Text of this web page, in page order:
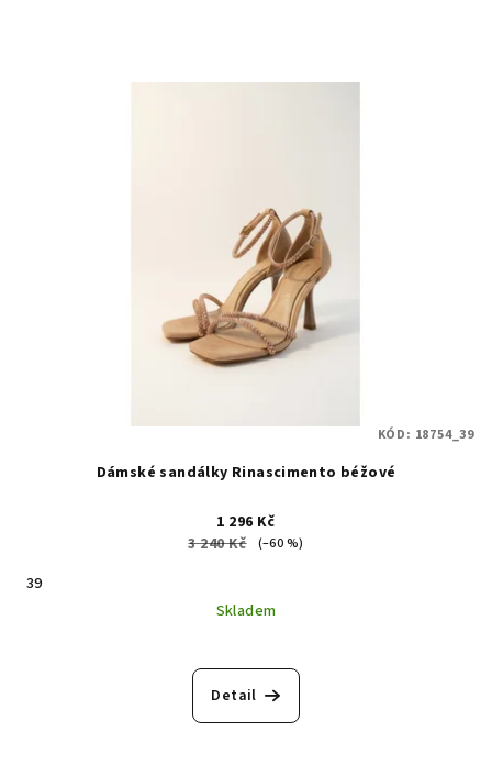
Dámské sandálky Rinascimento béžové
1 296 Kč
3 240 Kč
(–60 %)
39
Skladem
Detail
KÓD: 18754_39